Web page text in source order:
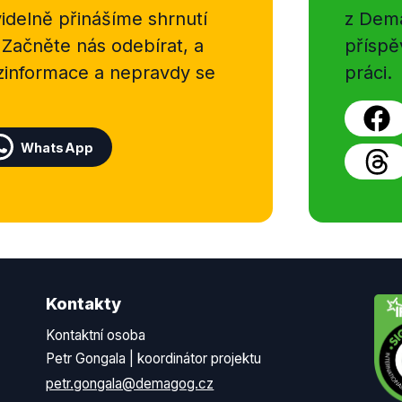
přinášíme shrnutí
nás odebírat, a
a nepravdy se
WhatsApp
z
práci.
Kontakty
Kontaktní osoba
Petr Gongala | koordinátor projektu
petr.gongala@demagog.cz